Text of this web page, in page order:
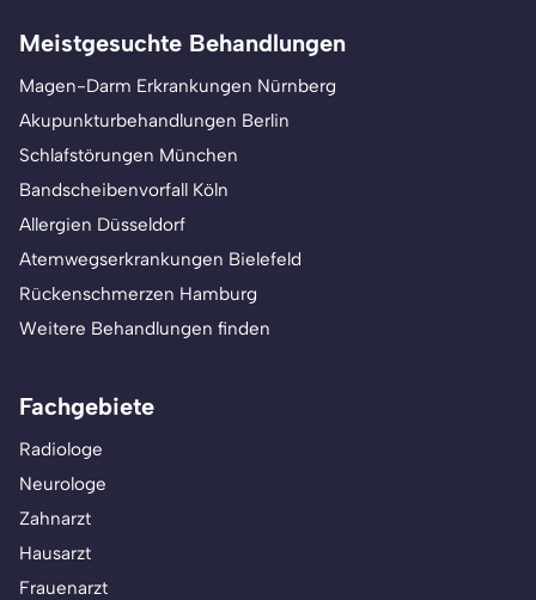
Meistgesuchte Behandlungen
Magen-Darm Erkrankungen Nürnberg
Akupunkturbehandlungen Berlin
Schlafstörungen München
Bandscheibenvorfall Köln
Allergien Düsseldorf
Atemwegserkrankungen Bielefeld
Rückenschmerzen Hamburg
Weitere Behandlungen finden
Fachgebiete
Radiologe
Neurologe
Zahnarzt
Hausarzt
Frauenarzt